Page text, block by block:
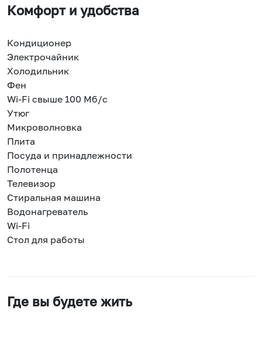
Комфорт и удобства
Кондиционер
Электрочайник
Холодильник
Фен
Wi-Fi свыше 100 Мб/с
Утюг
Микроволновка
Плита
Посуда и принадлежности
Полотенца
Телевизор
Стиральная машина
Водонагреватель
Wi-Fi
Стол для работы
Где вы будете жить